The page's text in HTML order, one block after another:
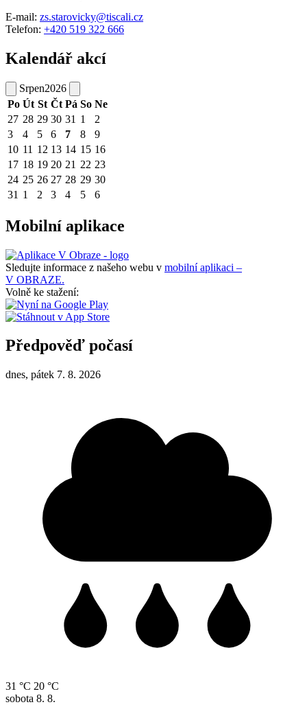
E-mail: zs.starovicky@tiscali.cz
Telefon: +420 519 322 666
Kalendář akcí
Srpen2026
Po Út St Čt Pá So Ne
27 28 29 30 31 1
2
3
4 5 6 7 8
9
10 11 12 13 14 15 16
17 18 19 20 21 22 23
24 25 26 27 28 29 30
31 1 2 3 4 5 6
Mobilní aplikace
Sledujte informace z našeho webu v mobilní aplikaci –
V OBRAZE.
Volně ke stažení:
Předpověď počasí
dnes, pátek 7. 8. 2026
31 °C 20 °C
sobota 8. 8.